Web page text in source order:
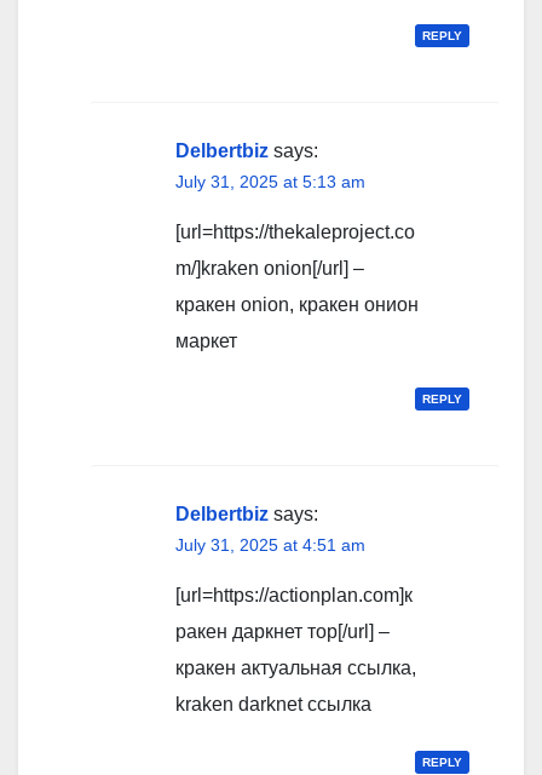
REPLY
Delbertbiz says:
July 31, 2025 at 5:13 am
[url=https://thekaleproject.co
m/]kraken onion[/url] –
кракен onion, кракен онион
маркет
REPLY
Delbertbiz says:
July 31, 2025 at 4:51 am
[url=https://actionplan.com]к
ракен даркнет тор[/url] –
кракен актуальная ссылка,
kraken darknet ссылка
REPLY